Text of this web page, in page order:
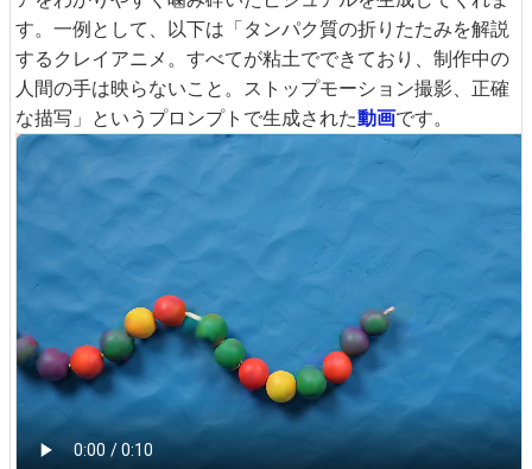
す。一例として、以下は「タンパク質の折りたたみを解説
するクレイアニメ。すべてが粘土でできており、制作中の
人間の手は映らないこと。ストップモーション撮影、正確
な描写」というプロンプトで生成された動画です。